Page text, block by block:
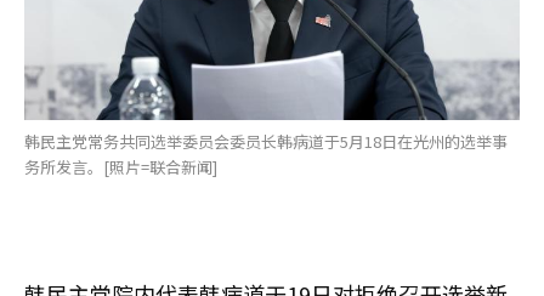
韩民主党常务共同选举委员会委员长韩病道于5月18日在光州的选举事
务所发言。[照片=联合新闻]